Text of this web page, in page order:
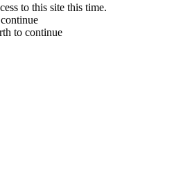
to this site this time.
to continue